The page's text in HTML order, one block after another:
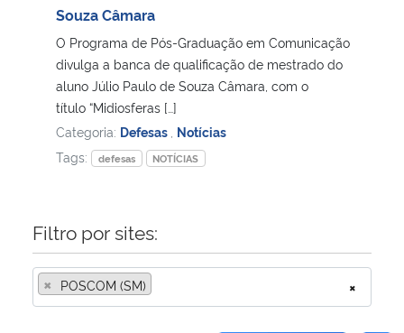
Advocacia-Geral da União
Banco Central do Brasil
Souza Câmara
O Programa de Pós-Graduação em Comunicação
divulga a banca de qualificação de mestrado do
aluno Júlio Paulo de Souza Câmara, com o
título “Midiosferas […]
Categoria: Defesas Notícias
Tags:
defesas NOTÍCIAS
Filtro por sites:
×
× POSCOM (SM)